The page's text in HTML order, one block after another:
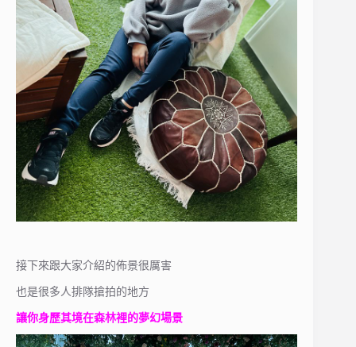
接下來跟大家介紹的佈景很厲害
也是很多人排隊搶拍的地方
讓你身歷其境在森林裡的夢幻場景